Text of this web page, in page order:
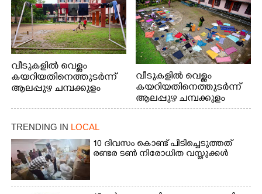
വീടുകളിൽ വെള്ളം
കയറിയതിനെത്തുടർന്ന്
ആലപ്പുഴ ചമ്പക്കുളം
പോരൂക്കര സെൻട്രൽ
സ്കൂളിലെ ദുരിതാശ്വാസ
ക്യാമ്പിലെത്തിയവർ
വസ്ത്രങ്ങൾ
ഉണക്കാനിട്ടിരിക്കുന്ന
ഗോൾപോസ്റ്റിന് മുന്നിൽ
ഫുട്ബോൾ കളികളിൽ
ഏർപ്പെട്ടിരിക്കുന്ന
വീടുകളിൽ വെള്ളം
കയറിയതിനെത്തുടർന്ന്
ആലപ്പുഴ ചമ്പക്കുളം
ഫാദർ തോമസ്
ക്യാമ്പിലെത്തിയവർ മഴ
മാറിനിന്ന ഇടവേളയിൽ
ഉണക്കാനിടുന്ന കാഴ്ച.
TRENDING IN LOCAL
10 ദിവസം കൊണ്ട് പിടിച്ചെടുത്തത്
രണ്ടര ടൺ നിരോധിത വസ്തുക്കൾ